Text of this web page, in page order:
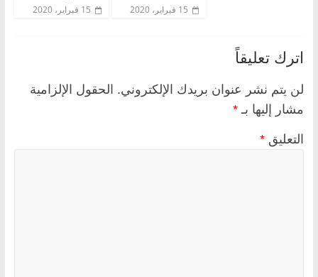
15 فبراير، 2020 15 فبراير، 2020
اترك تعليقاً
لن يتم نشر عنوان بريدك الإلكتروني. الحقول الإلزامية
مشار إليها بـ *
التعليق *